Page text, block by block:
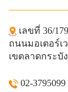
เลขที่ 36/
ถนนมอเตอร์เ
เขตลาดกระบั
02-3795099